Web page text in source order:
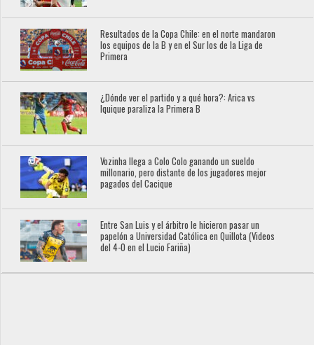
Resultados de la Copa Chile: en el norte mandaron
los equipos de la B y en el Sur los de la Liga de
Primera
¿Dónde ver el partido y a qué hora?: Arica vs
Iquique paraliza la Primera B
Vozinha llega a Colo Colo ganando un sueldo
millonario, pero distante de los jugadores mejor
pagados del Cacique
Entre San Luis y el árbitro le hicieron pasar un
papelón a Universidad Católica en Quillota (Videos
del 4-0 en el Lucio Fariña)